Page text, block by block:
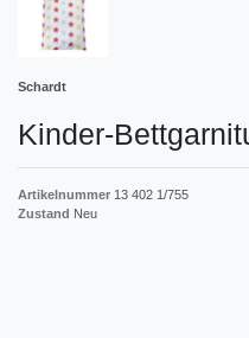
Schardt
Kinder-
Artikelnummer 13 402 1/755
Zustand Neu